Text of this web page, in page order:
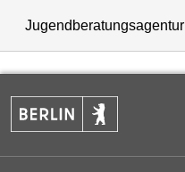
Jugendberatungsagentur